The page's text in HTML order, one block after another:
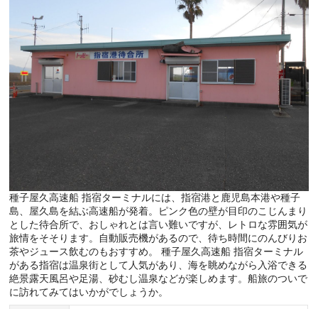
種子屋久高速船 指宿ターミナルには、指宿港と鹿児島本港や種子
島、屋久島を結ぶ高速船が発着。ピンク色の壁が目印のこじんまり
とした待合所で、おしゃれとは言い難いですが、レトロな雰囲気が
旅情をそそります。自動販売機があるので、待ち時間にのんびりお
茶やジュース飲むのもおすすめ。 種子屋久高速船 指宿ターミナル
がある指宿は温泉街として人気があり、海を眺めながら入浴できる
絶景露天風呂や足湯、砂むし温泉などが楽しめます。船旅のついで
に訪れてみてはいかがでしょうか。